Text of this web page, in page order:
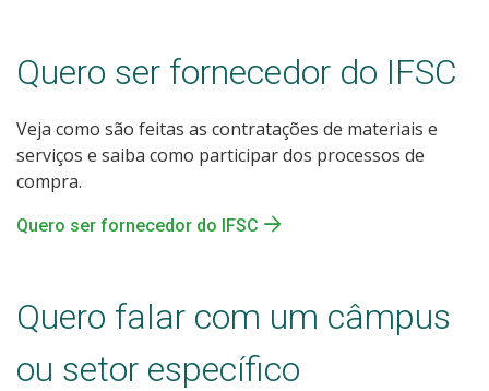
Quero ser fornecedor do IFSC
Veja como são feitas as contratações de materiais e
serviços e saiba como participar dos processos de
compra.
Quero ser fornecedor do IFSC
Quero falar com um câmpus
ou setor específico